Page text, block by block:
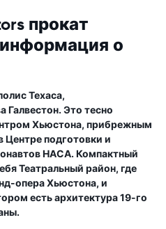
прокат
о
Техаса,
Галвестон. Это тесно
Хьюстона, прибрежным
Центре подготовки и
НАСА. Компактный
Театральный район, где
опера Хьюстона, и
есть архитектура 19-го